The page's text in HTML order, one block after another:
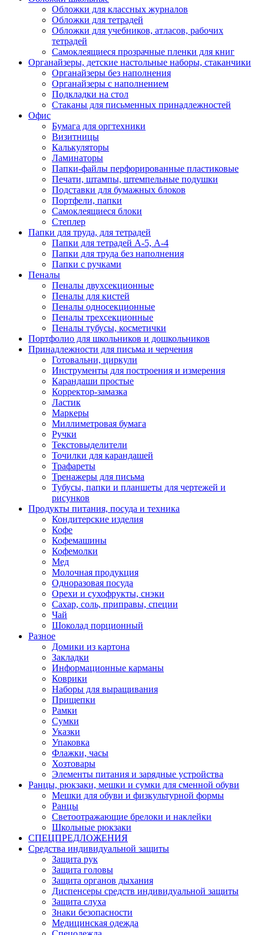
Обложки для классных журналов
Обложки для тетрадей
Обложки для учебников, атласов, рабочих
тетрадей
Самоклеящиеся прозрачные пленки для книг
Органайзеры, детские настольные наборы, стаканчики
Органайзеры без наполнения
Органайзеры с наполнением
Подкладки на стол
Стаканы для письменных принадлежностей
Офис
Бумага для оргтехники
Визитницы
Калькуляторы
Ламинаторы
Папки-файлы перфорированные пластиковые
Печати, штампы, штемпельные подушки
Подставки для бумажных блоков
Портфели, папки
Самоклеящиеся блоки
Степлер
Папки для труда, для тетрадей
Папки для тетрадей А-5, А-4
Папки для труда без наполнения
Папки с ручками
Пеналы
Пеналы двухсекционные
Пеналы для кистей
Пеналы односекционные
Пеналы трехсекционные
Пеналы тубусы, косметички
Портфолио для школьников и дошкольников
Принадлежности для письма и черчения
Готовальни, циркули
Инструменты для построения и измерения
Карандаши простые
Корректор-замазка
Ластик
Маркеры
Миллиметровая бумага
Ручки
Текстовыделители
Точилки для карандашей
Трафареты
Тренажеры для письма
Тубусы, папки и планшеты для чертежей и
рисунков
Продукты питания, посуда и техника
Кондитерские изделия
Кофе
Кофемашины
Кофемолки
Мед
Молочная продукция
Одноразовая посуда
Орехи и сухофрукты, снэки
Сахар, соль, приправы, специи
Чай
Шоколад порционный
Разное
Домики из картона
Закладки
Информационные карманы
Коврики
Наборы для выращивания
Прищепки
Рамки
Сумки
Указки
Упаковка
Флажки, часы
Хозтовары
Элементы питания и зарядные устройства
Ранцы, рюкзаки, мешки и сумки для сменной обуви
Мешки для обуви и физкультурной формы
Ранцы
Светоотражающие брелоки и наклейки
Школьные рюкзаки
СПЕЦПРЕДЛОЖЕНИЯ
Средства индивидуальной защиты
Защита рук
Защита головы
Защита органов дыхания
Диспенсеры средств индивидуальной защиты
Защита слуха
Знаки безопасности
Медицинская одежда